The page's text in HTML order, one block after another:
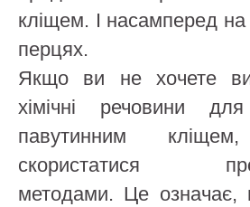
кліщем. І насамперед
перцях.
Якщо ви не хочете
хімічні речовини
павутинним
скористатися
методами. Це означає,